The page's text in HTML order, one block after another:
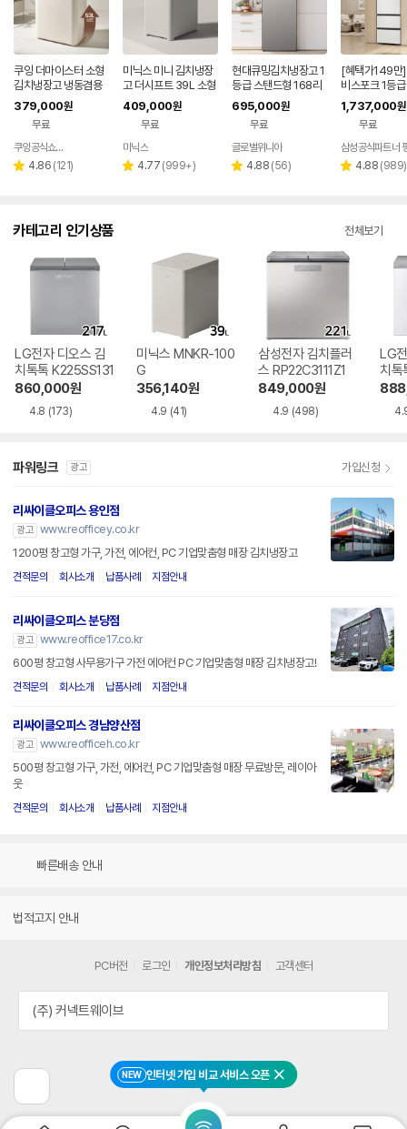
NEW 인터넷 가입 비교 서비스 오픈 닫기
쿠잉 더마이스터 소형
김치냉장고 냉동겸용
뚜껑형 발효숙성 K05
5CGGB 그레이지
379,000원
무료
페이
쿠잉공식쇼핑몰
별 4.86 리
(121)
미닉스 미니 김치냉장
고 더시프트 39L 소형
뚜껑형
409,000원
무료
미닉스
별 4.77 리
(999+)
현대큐밍김치냉장고 1
등급 스탠드형 168리
터 1도어 KAE116TS
ME18 저소음 김치보
관 절전가전 신선보관
695,000원
무료
페이
글로벌위니아
별 4.88 리
(56)
[혜택가149만]
비스포크 1등
3도어 김치냉
코타화이트
1,737,000원
무료
별 4.88 리
(989)
카테고리 인기상품 전체보기
LG전자 디오스 김
치톡톡 K225SS131
860,000원
4.8 (173)
미닉스 MNKR-100
G
356,140원
4.9 (41)
삼성전자 김치플러
스 RP22C3111Z1
849,000원
4.9 (498)
LG
치
1
파워링크 광고 가입신청
리싸이클오피스 용인점
광고 www.reofficey.co.kr
1200평 창고형 가구, 가전, 에어컨, PC 기업맞춤형 매장 김치냉장고
견적문의 회사소개 납품사례 지점안내
리싸이클오피스 분당점
광고 www.reoffice17.co.kr
600평 창고형 사무용가구 가전 에어컨 PC 기업맞춤형 매장 김치냉장고!
견적문의 회사소개 납품사례 지점안내
리싸이클오피스 경남양산점
광고 www.reofficeh.co.kr
500평 창고형 가구, 가전, 에어컨, PC 기업맞춤형 매장 무료방문, 레이아
웃
견적문의 회사소개 납품사례 지점안내
빠른배송 안내
법적고지 안내
전
페
PC버전 로그인 개인정보처리방침 고객센터
(주) 커넥트웨이브